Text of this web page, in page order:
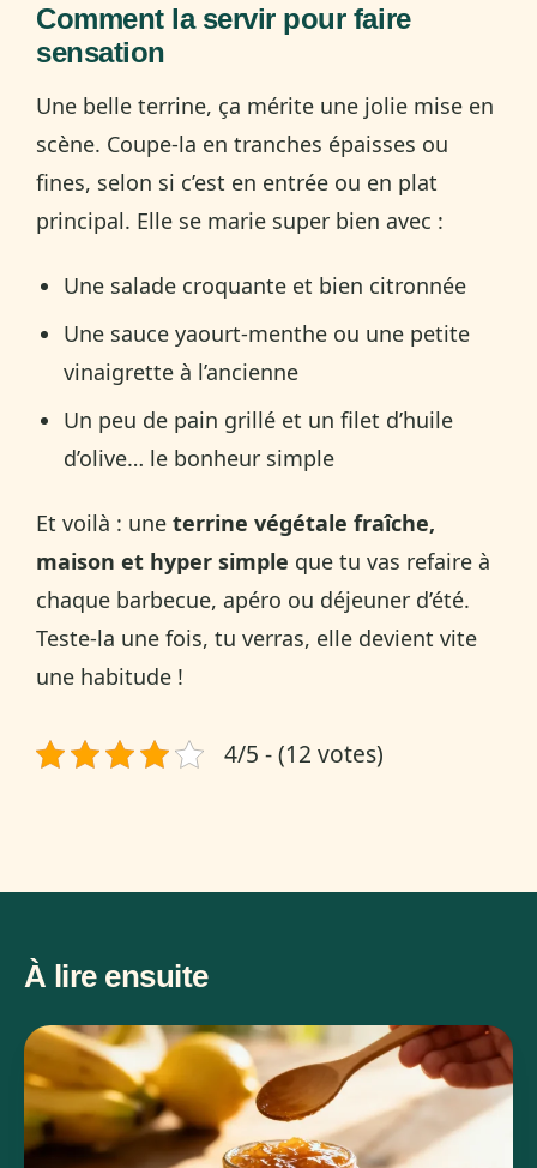
Comment la servir pour faire
sensation
Une belle terrine, ça mérite une jolie mise en
scène. Coupe-la en tranches épaisses ou
fines, selon si c’est en entrée ou en plat
principal. Elle se marie super bien avec :
Une salade croquante et bien citronnée
Une sauce yaourt-menthe ou une petite
vinaigrette à l’ancienne
Un peu de pain grillé et un filet d’huile
d’olive… le bonheur simple
Et voilà : une terrine végétale fraîche,
maison et hyper simple que tu vas refaire à
chaque barbecue, apéro ou déjeuner d’été.
Teste-la une fois, tu verras, elle devient vite
une habitude !
4/5 - (12 votes)
À lire ensuite